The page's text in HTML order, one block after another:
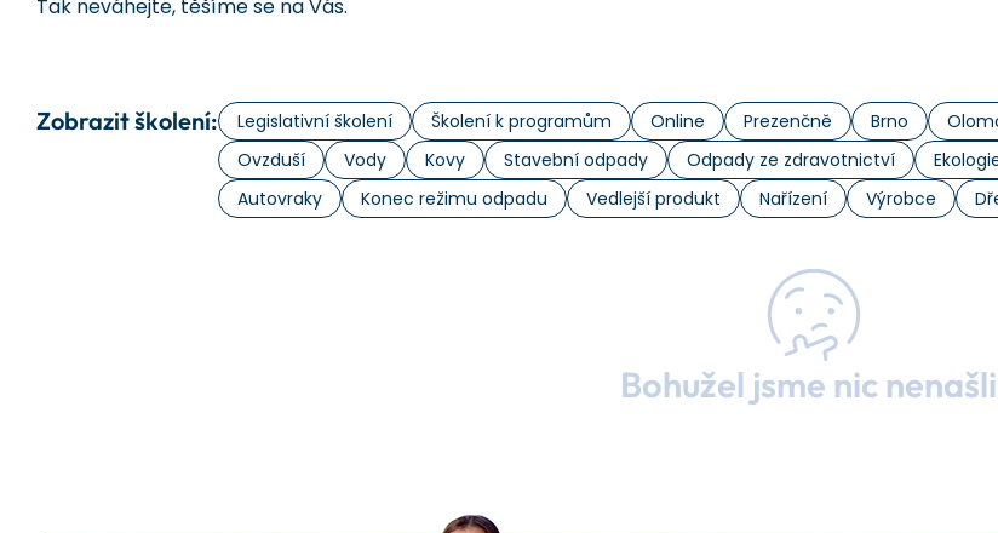
Tak neváhejte, těšíme se na Vás.
Zobrazit školení: Legislativní školení Školení k programům Online Prezenčně Brno
Ovzduší
Vody Kovy Stavební odpady Odpady ze zdravotnictví
Autovraky
Konec režimu odpadu Vedlejší produkt Nařízení Výrobce
Bohužel jsme nic